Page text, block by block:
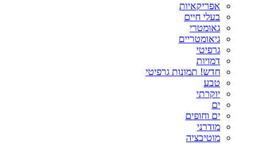
אפריקאיות
בעלי חיים
גאומטרי
גיאומטריים
גרפיטי
דמויות
חדש! תמונות גרפיטי
טבע
יוקרתי
ים
ים וחופים
מודרני
מוטיבציה